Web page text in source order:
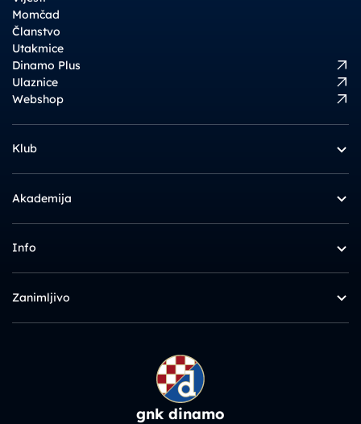
Momčad
Članstvo
Utakmice
Dinamo Plus
Ulaznice
Webshop
Klub
Akademija
Info
Zanimljivo
gnk dinamo